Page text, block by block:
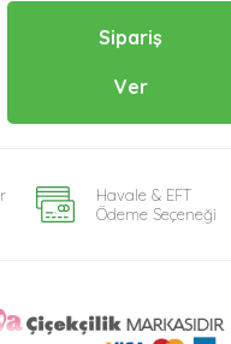
Sipariş
Ver
Havale & EFT
Ödeme Seçeneği